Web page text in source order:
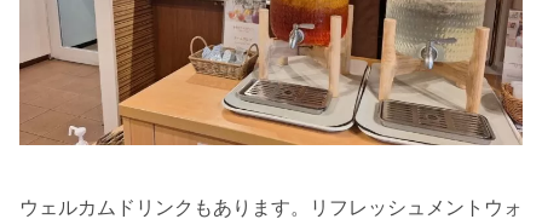
ウェルカムドリンクもあります。リフレッシュメントウォ